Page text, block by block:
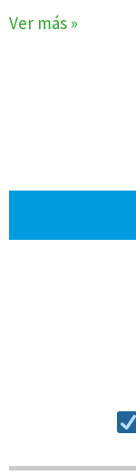
Ver más »